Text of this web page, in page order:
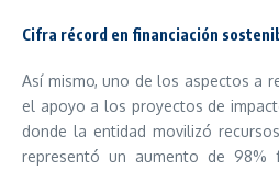
Cifra récord en financiación
Así mismo, uno de los aspectos a
el apoyo a los proyectos de
donde la entidad movilizó
representó un aumento de 98%